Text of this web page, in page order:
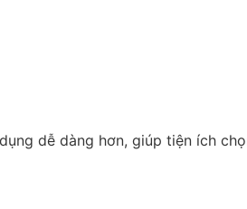
dễ dàng hơn, giúp tiện ích